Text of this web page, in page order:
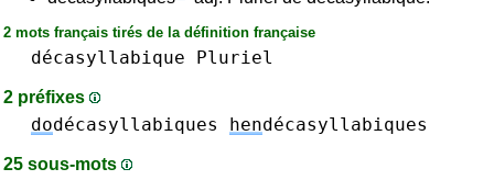
2 mots français tirés de la définition française
décasyllabique Pluriel
2 préfixes
dodécasyllabiques hendécasyllabiques
25 sous-mots